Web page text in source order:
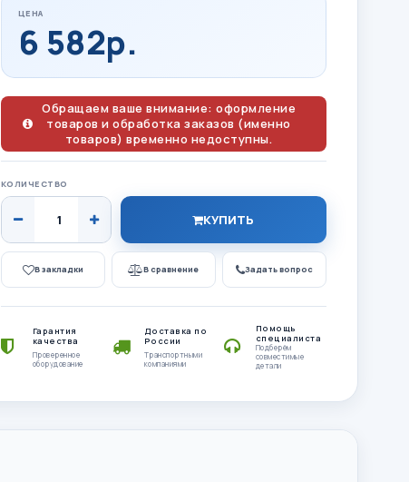
ЦЕНА
6 582р.
Обращаем ваше внимание: оформление
товаров и обработка заказов (именно
товаров) временно недоступны.
КОЛИЧЕСТВО
КУПИТЬ
В закладки В сравнение Задать вопрос
Гарантия
качества
Проверенное
оборудование
Доставка по
России
Транспортными
компаниями
Помощь
специалиста
Подберём
совместимые
детали